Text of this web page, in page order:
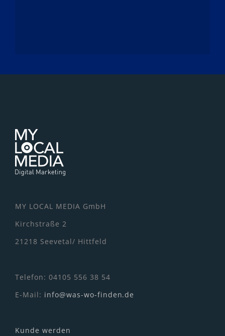
MY LOCAL MEDIA GmbH
Kirchstraße 2
21218 Seevetal/ Hittfeld
Telefon: 04105 556 38 54
E-Mail: info@was-wo-finden.de
Kunde werden